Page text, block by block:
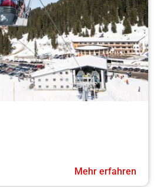
Mehr erfahren